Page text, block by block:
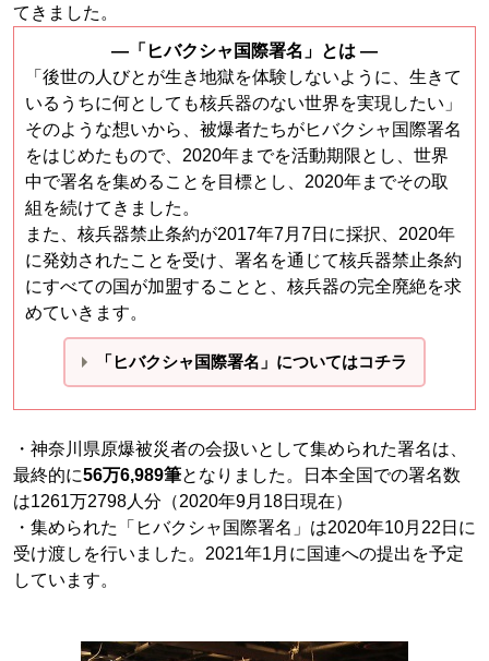
てきました。
—「ヒバクシャ国際署名」とは ―
「後世の人びとが生き地獄を体験しないように、生きて
いるうちに何としても核兵器のない世界を実現したい」
そのような想いから、被爆者たちがヒバクシャ国際署名
をはじめたもので、2020年までを活動期限とし、世界
中で署名を集めることを目標とし、2020年までその取
組を続けてきました。
また、核兵器禁止条約が2017年7月7日に採択、2020年
に発効されたことを受け、署名を通じて核兵器禁止条約
にすべての国が加盟することと、核兵器の完全廃絶を求
めていきます。
「ヒバクシャ国際署名」についてはコチラ
・神奈川県原爆被災者の会扱いとして集められた署名は、
最終的に56万6,989筆となりました。日本全国での署名数
は1261万2798人分（2020年9月18日現在）
・集められた「ヒバクシャ国際署名」は2020年10月22日に
受け渡しを行いました。2021年1月に国連への提出を予定
しています。